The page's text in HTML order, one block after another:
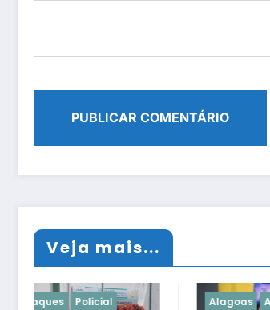
Veja mais...
Alagoas Arapiraca Destaques